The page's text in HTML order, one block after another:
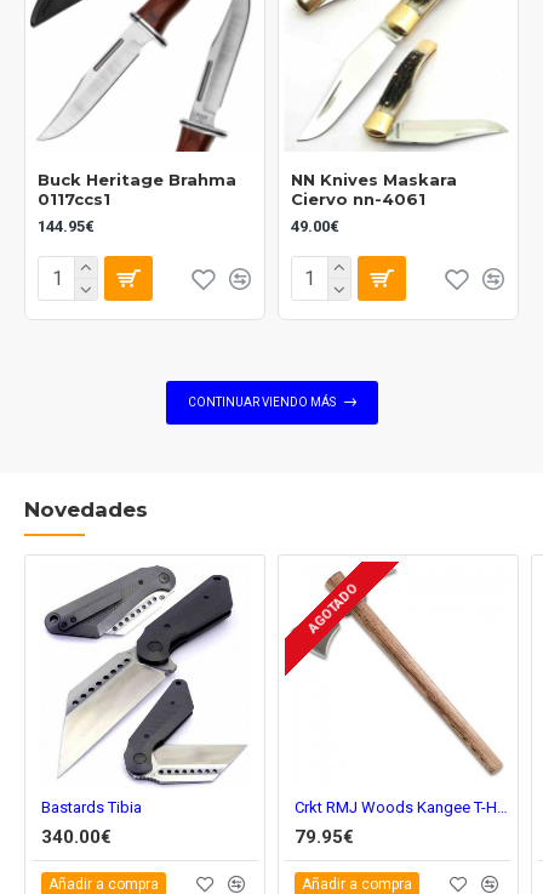
Buck Heritage Brahma
0117ccs1
144.95€
NN Knives Maskara
Ciervo nn-4061
49.00€
CONTINUAR VIENDO MÁS
Novedades
Bastards Tibia
340.00€
Añadir a compra
AGOTADO
Crkt RMJ Woods Kangee T-Hawk cr2735
79.95€
Añadir a compra